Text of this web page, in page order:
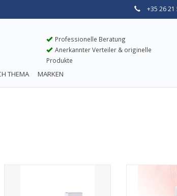
+35 26 21
Professionelle Beratung
Anerkannter Verteiler & originelle
Produkte
THEMA MARKEN